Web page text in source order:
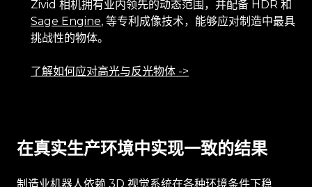
Zivid 相机拥有业内领先的动态范围，并配备 HDR 和
Sage Engine, 等专利成像技术，能够应对制造中最具
挑战性的物体。
了解如何应对高光与反光物体 ->
在真实生产环境中实现一致的结果
制造业机器人依赖 3D 视觉系统在各种环境条件下稳